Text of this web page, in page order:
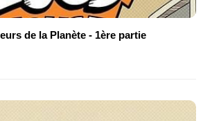
de la Planète - 1ère partie